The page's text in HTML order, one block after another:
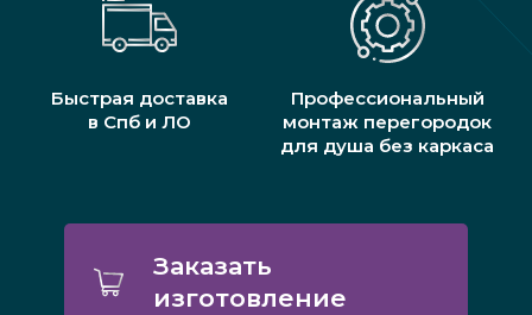
Быстрая доставка
в Спб и ЛО
Профессиональный
монтаж перегородок
для душа без каркаса
Заказать
изготовление